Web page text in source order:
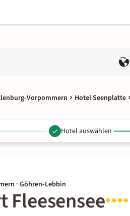
Vorpommern Hotel Seenplatte
Hotel auswählen
· Göhren-Lebbin
Fleesensee